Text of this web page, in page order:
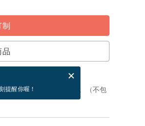
制
品
提醒你喔！
卡。
电子贺卡是什么？
寄出商品为 3 个工作天。（不包